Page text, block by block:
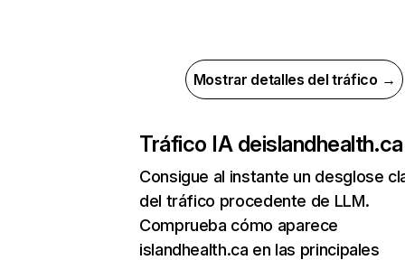
Mostrar detalles del tráfico →
Tráfico IA deislandhealth.ca
Consigue al instante un desglose
del tráfico procedente de LLM.
Comprueba cómo aparece
islandhealth.ca en las principales